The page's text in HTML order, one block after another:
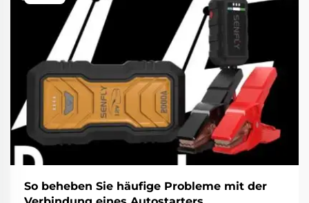
So beheben Sie häufige Probleme mit der